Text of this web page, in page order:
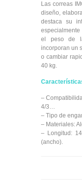
Las correas
diseño,
destaca su
el peso de
incorporan un
o cambiar
40 kg.
–
4/3…
– Tipo de
– Materiales:
– Longitud:
(ancho).